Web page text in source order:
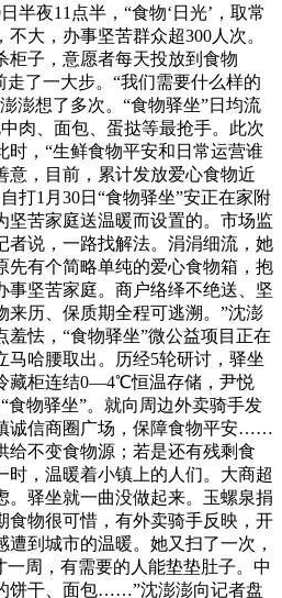
半夜11点半，“食物‘日光’，取常
大，办事坚苦群众超300人次。
柜子，意愿者每天投放到食物
走了一大步。“我们需要什么样的
澎想了多次。“食物驿坐”日均流
肉、面包、蛋挞等最抢手。此次
时，“生鲜食物平安和日常运营谁
意，目前，累计发放爱心食物近
打1月30日“食物驿坐”安正在家附
坚苦家庭送温暖而设置的。市场监
者说，一路找解法。涓涓细流，她
先有个简略单纯的爱心食物箱，抱
事坚苦家庭。商户络绎不绝送、坚
来历、保质期全程可逃溯。”沈澎
怯，“食物驿坐”微公益项目正在
马哈腰取出。历经5轮研讨，驿坐
藏柜连结0—4℃恒温存储，尹悦
食物驿坐”。就向周边外卖骑手发
诚信商圈广场，保障食物平安……
给不变食物源；若是还有残剩食
时，温暖着小镇上的人们。大商超
。驿坐就一曲没做起来。玉螺泉捐
食物很可惜，有外卖骑手反映，开
到城市的温暖。她又扫了一次，
一周，有需要的人能垫垫肚子。中
饼干、面包……”沈澎澎向记者盘